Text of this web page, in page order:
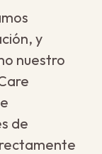
y
nuestro
de